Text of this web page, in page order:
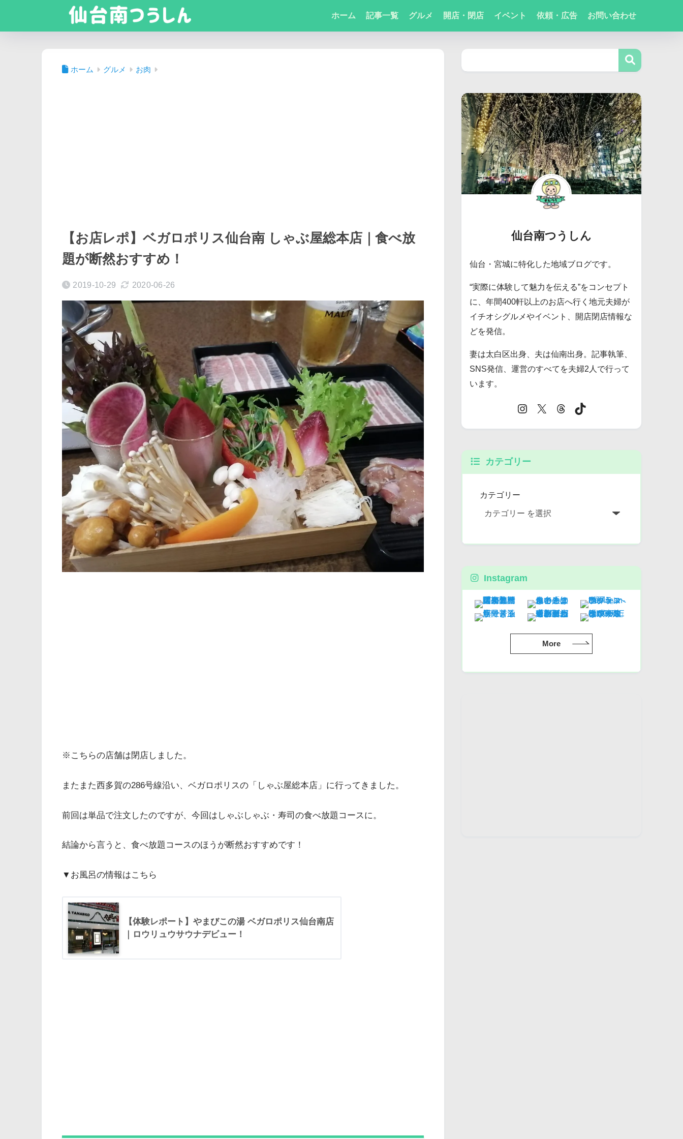
ホーム 記事一覧 グルメ 開店・閉店 イベント 依頼・広告 お問い合わせ
ホーム グルメ お肉
【お店レポ】ベガロポリス仙台南 しゃぶ屋総本店｜食べ放
題が断然おすすめ！
2019-10-29 2020-06-26
※こちらの店舗は閉店しました。
またまた西多賀の286号線沿い、ベガロポリスの「しゃぶ屋総本店」に行ってきました。
前回は単品で注文したのですが、今回はしゃぶしゃぶ・寿司の食べ放題コースに。
結論から言うと、食べ放題コースのほうが断然おすすめです！
▼お風呂の情報はこちら
【体験レポート】やまびこの湯 ベガロポリス仙台南店
｜ロウリュウサウナデビュー！
仙台南つうしん
仙台・宮城に特化した地域ブログです。
“実際に体験して魅力を伝える”をコンセプト
に、年間400軒以上のお店へ行く地元夫婦が
イチオシグルメやイベント、開店閉店情報な
どを発信。
妻は太白区出身、夫は仙南出身。記事執筆、
SNS発信、運営のすべてを夫婦2人で行って
います。
カテゴリー
カテゴリー
Instagram
More